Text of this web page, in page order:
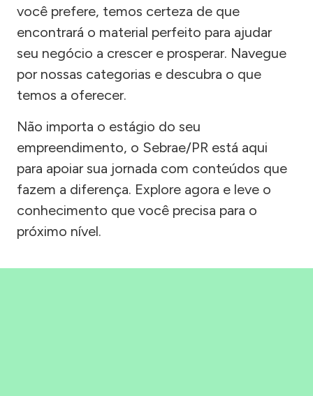
você prefere, temos certeza de que
encontrará o material perfeito para ajudar
seu negócio a crescer e prosperar. Navegue
por nossas categorias e descubra o que
temos a oferecer.
Não importa o estágio do seu
empreendimento, o Sebrae/PR está aqui
para apoiar sua jornada com conteúdos que
fazem a diferença. Explore agora e leve o
conhecimento que você precisa para o
próximo nível.